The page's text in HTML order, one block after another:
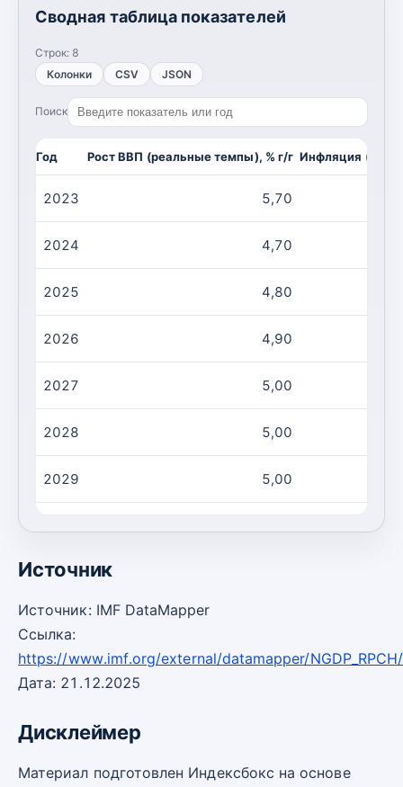
Сводная таблица показателей
Строк: 8
Колонки
CSV JSON
Поиск
Год Рост ВВП (реальные темпы), % г/г Инфляция (CPI,
2023 5,70
2024 4,70
2025 4,80
2026 4,90
2027 5,00
2028 5,00
2029 5,00
Источник
Источник: IMF DataMapper
Ссылка:
https://www.imf.org/external/datamapper/
Дата: 21.12.2025
Дисклеймер
Материал подготовлен Индексбокс на основе